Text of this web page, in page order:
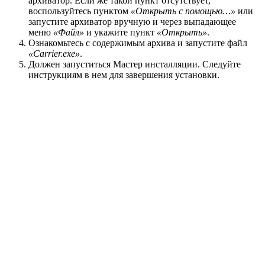
воспользуйтесь пунктом «Открыть с помощью…» или
запустите архиватор вручную и через выпадающее
меню «Файл» и укажите пункт «Открыть».
Ознакомьтесь с содержимым архива и запустите файл
«Carrier.exe».
Должен запуститься Мастер инсталляции. Следуйте
инструкциям в нем для завершения установки.